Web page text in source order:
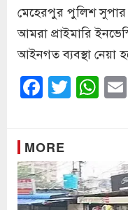
মেহেরপুর পুলিশ
আমরা প্রাইমারি
আইনগত ব্যবস্থা নেয়া
MORE